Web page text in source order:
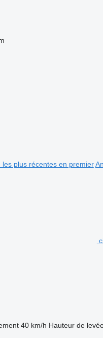
les plus récentes en premier
40 km/h Hauteur de